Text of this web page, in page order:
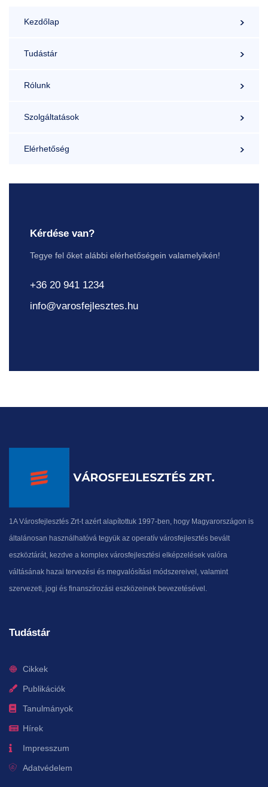
Kezdőlap
Tudástár
Rólunk
Szolgáltatások
Elérhetőség
Kérdése van?
Tegye fel őket alábbi elérhetőségein valamelyikén!
+36 20 941 1234
info@varosfejlesztes.hu
1A Városfejlesztés Zrt-t azért alapítottuk 1997-ben, hogy Magyarországon is
általánosan használhatóvá tegyük az operatív városfejlesztés bevált
eszköztárát, kezdve a komplex városfejlesztési elképzelések valóra
váltásának hazai tervezési és megvalósítási módszereivel, valamint
szervezeti, jogi és finanszírozási eszközeinek bevezetésével.
Tudástár
Cikkek
Publikációk
Tanulmányok
Hírek
Impresszum
Adatvédelem